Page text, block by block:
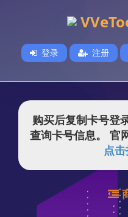
登录 注册
购买后复制卡号登
查询卡号信息。 官
点